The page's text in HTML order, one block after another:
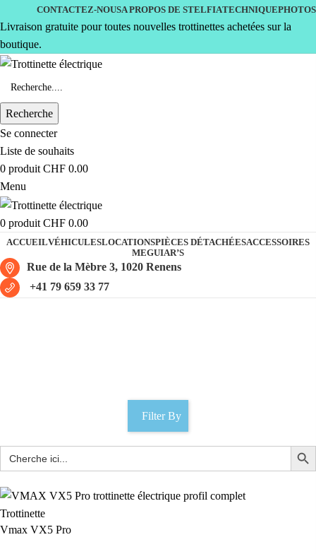
CONTACTEZ-NOUSA PROPOS DE STELFIATECHNIQUEPHOTOS
Livraison gratuite pour toutes nouvelles trottinettes achetées sur la
boutique.
Recherche
Se connecter
Liste de souhaits
0 produit CHF 0.00
Menu
0 produit CHF 0.00
ACCUEILVÉHICULESLOCATIONSPIÈCES DÉTACHÉESACCESSOIRES
MEGUIAR’S
Rue de la Mèbre 3, 1020 Renens
+41 79 659 33 77
Filter By
Trottinette
Vmax VX5 Pro